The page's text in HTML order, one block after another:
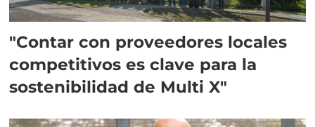
"Contar con proveedores locales
competitivos es clave para la
sostenibilidad de Multi X"